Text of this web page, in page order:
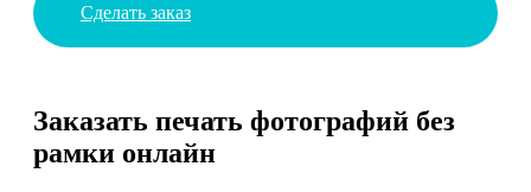
Сделать заказ
Заказать печать фотографий без
рамки онлайн